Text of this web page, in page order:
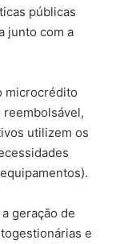
públicas
junto com a
microcrédito
utilizem os
geração de
e